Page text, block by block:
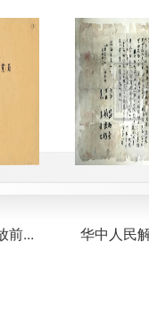
学习教育专题
题学习会
华中人民解放